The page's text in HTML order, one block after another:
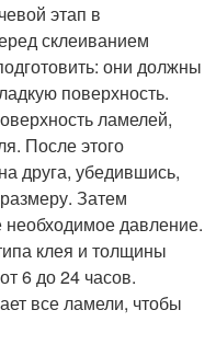
этап в
склеиванием
они должны
поверхность.
ламелей,
После этого
друга, убедившись,
Затем
необходимое давление.
клея и толщины
6 до 24 часов.
все ламели, чтобы